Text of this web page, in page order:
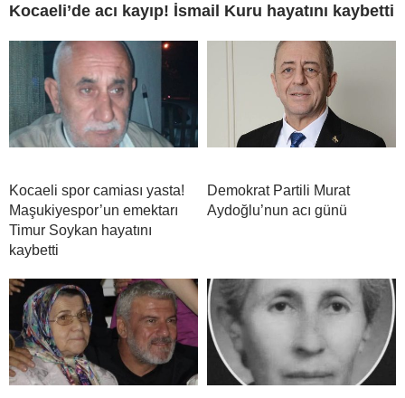
Kocaeli’de acı kayıp! İsmail Kuru hayatını kaybetti
Kocaeli spor camiası yasta!
Maşukiyespor’un emektarı
Timur Soykan hayatını
kaybetti
Demokrat Partili Murat
Aydoğlu’nun acı günü